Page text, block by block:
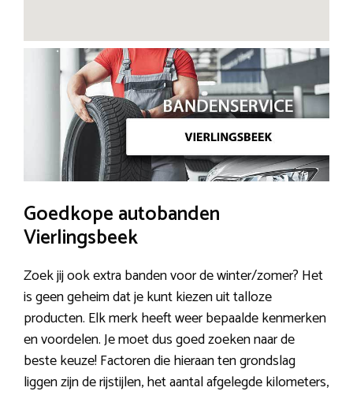
Goedkope autobanden
Vierlingsbeek
Zoek jij ook extra banden voor de winter/zomer? Het
is geen geheim dat je kunt kiezen uit talloze
producten. Elk merk heeft weer bepaalde kenmerken
en voordelen. Je moet dus goed zoeken naar de
beste keuze! Factoren die hieraan ten grondslag
liggen zijn de rijstijlen, het aantal afgelegde kilometers,